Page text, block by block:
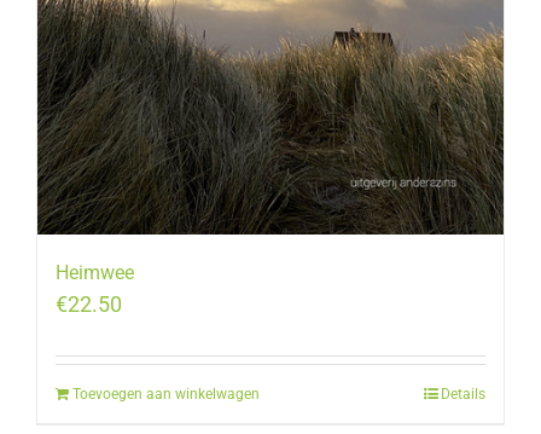
Heimwee
€22.50
Toevoegen aan winkelwagen Details